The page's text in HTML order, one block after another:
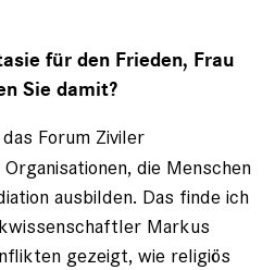
für den Frieden, Frau
Sie damit?
Forum Ziviler
die Menschen
ausbilden. Das finde ich
Markus
gezeigt, wie religiös